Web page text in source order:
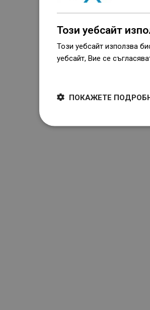
Този уебсайт
Този уебсайт използва
уебсайт, Вие се
ПОКАЖЕТЕ